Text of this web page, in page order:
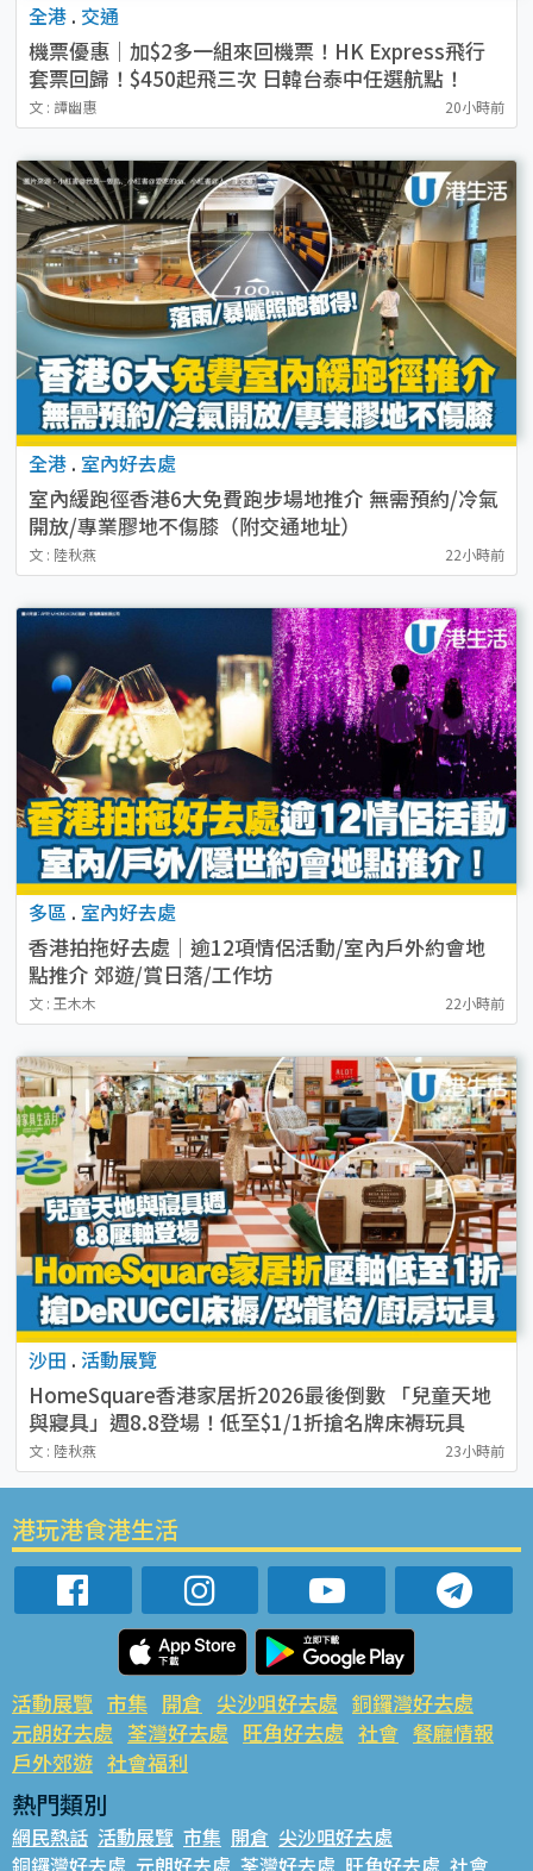
全港 . 交通
機票優惠｜加$2多一組來回機票！HK Express飛行
套票回歸！$450起飛三次 日韓台泰中任選航點！
文 : 譚幽惠 20小時前
全港 . 室內好去處
室內緩跑徑香港6大免費跑步場地推介 無需預約/冷氣
開放/專業膠地不傷膝（附交通地址）
文 : 陸秋燕 22小時前
多區 . 室內好去處
香港拍拖好去處｜逾12項情侶活動/室內戶外約會地
點推介 郊遊/賞日落/工作坊
文 : 王木木 22小時前
沙田 . 活動展覽
HomeSquare香港家居折2026最後倒數 「兒童天地
與寢具」週8.8登場！低至$1/1折搶名牌床褥玩具
文 : 陸秋燕 23小時前
港玩港食港生活
活動展覽 市集 開倉 尖沙咀好去處 銅鑼灣好去處
元朗好去處 荃灣好去處 旺角好去處 社會 餐廳情報
戶外郊遊 社會福利
熱門類別
網民熱話 活動展覽 市集 開倉 尖沙咀好去處
銅鑼灣好去處 元朗好去處 荃灣好去處 旺角好去處 社會